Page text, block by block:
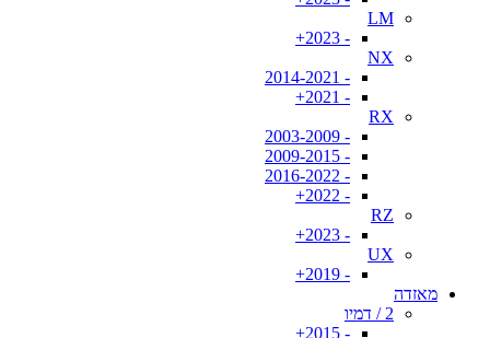
LM
- 2023+
NX
- 2014-2021
- 2021+
RX
- 2003-2009
- 2009-2015
- 2016-2022
- 2022+
RZ
- 2023+
UX
- 2019+
מאזדה
2 / דמיו
- 2015+